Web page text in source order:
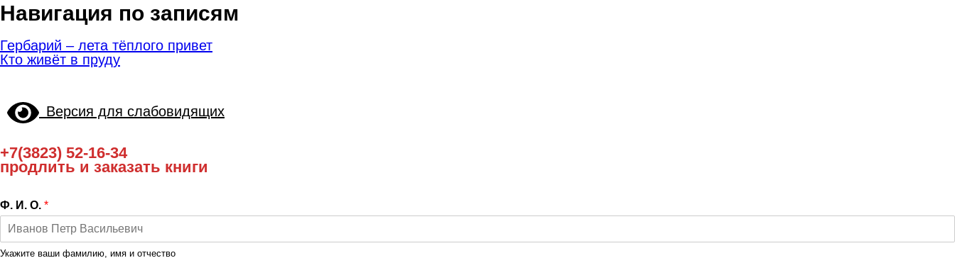
Навигация по записям
Гербарий – лета тёплого привет
Кто живёт в пруду
Версия для слабовидящих
+7(3823) 52-16-34
продлить и заказать книги
Ф. И. О. *
Укажите ваши фамилию, имя и отчество